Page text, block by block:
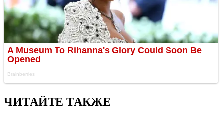
ЧИТАЙТЕ ТАКЖЕ